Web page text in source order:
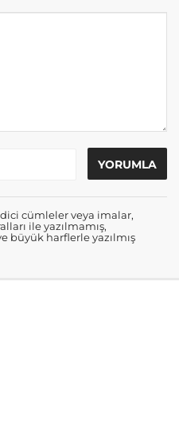
cümleler veya imalar,
ile yazılmamış,
büyük harflerle yazılmış